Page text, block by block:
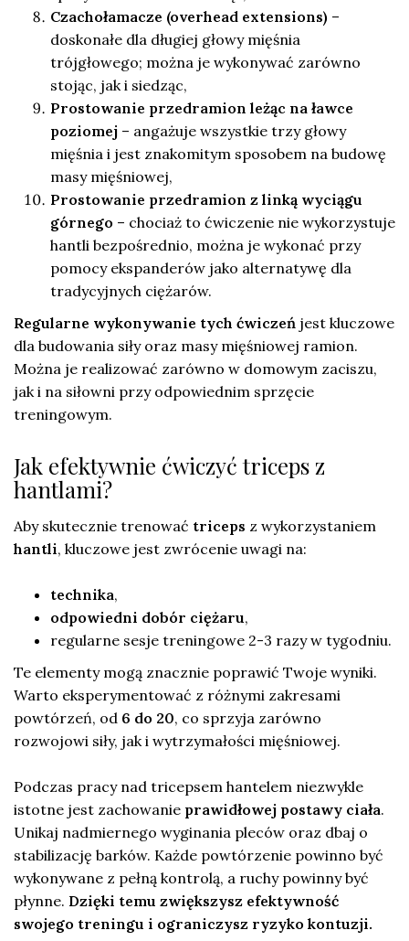
Czachołamacze (overhead extensions) –
doskonałe dla długiej głowy mięśnia
trójgłowego; można je wykonywać zarówno
stojąc, jak i siedząc,
Prostowanie przedramion leżąc na ławce
poziomej – angażuje wszystkie trzy głowy
mięśnia i jest znakomitym sposobem na budowę
masy mięśniowej,
Prostowanie przedramion z linką wyciągu
górnego – chociaż to ćwiczenie nie wykorzystuje
hantli bezpośrednio, można je wykonać przy
pomocy ekspanderów jako alternatywę dla
tradycyjnych ciężarów.
Regularne wykonywanie tych ćwiczeń jest kluczowe
dla budowania siły oraz masy mięśniowej ramion.
Można je realizować zarówno w domowym zaciszu,
jak i na siłowni przy odpowiednim sprzęcie
treningowym.
Jak efektywnie ćwiczyć triceps z
hantlami?
Aby skutecznie trenować triceps z wykorzystaniem
hantli, kluczowe jest zwrócenie uwagi na:
technika,
odpowiedni dobór ciężaru,
regularne sesje treningowe 2-3 razy w tygodniu.
Te elementy mogą znacznie poprawić Twoje wyniki.
Warto eksperymentować z różnymi zakresami
powtórzeń, od 6 do 20, co sprzyja zarówno
rozwojowi siły, jak i wytrzymałości mięśniowej.
Podczas pracy nad tricepsem hantelem niezwykle
istotne jest zachowanie prawidłowej postawy ciała.
Unikaj nadmiernego wyginania pleców oraz dbaj o
stabilizację barków. Każde powtórzenie powinno być
wykonywane z pełną kontrolą, a ruchy powinny być
płynne. Dzięki temu zwiększysz efektywność
swojego treningu i ograniczysz ryzyko kontuzji.